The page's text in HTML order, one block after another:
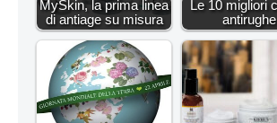
MySkin, la prima linea
di antiage su misura
Le 10 migliori
antirughe